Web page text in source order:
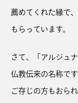
薦めてくれた縁で
もらっています。
さて、「アルジュ
仏教伝来の名称です
ご存じの方もおら